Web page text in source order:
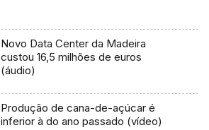
Novo Data Center da Madeira
custou 16,5 milhões de euros
(áudio)
Produção de cana-de-açúcar é
inferior à do ano passado (vídeo)